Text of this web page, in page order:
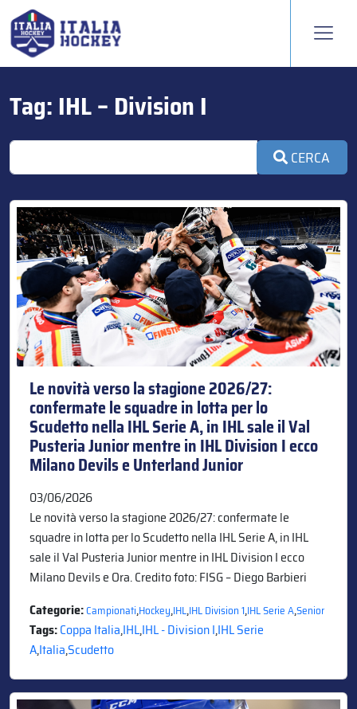
Tag: IHL – Division I
CERCA
Le novità verso la stagione 2026/27:
confermate le squadre in lotta per lo
Scudetto nella IHL Serie A, in IHL sale il Val
Pusteria Junior mentre in IHL Division I ecco
Milano Devils e Unterland Junior
03/06/2026
Le novità verso la stagione 2026/27: confermate le
squadre in lotta per lo Scudetto nella IHL Serie A, in IHL
sale il Val Pusteria Junior mentre in IHL Division I ecco
Milano Devils e Ora. Credito foto: FISG – Diego Barbieri
Categorie:Campionati,Hockey,IHL,IHL Division 1,IHL Serie A,Senior
Tags:Coppa Italia,IHL,IHL - Division I,IHL Serie
A,Italia,Scudetto